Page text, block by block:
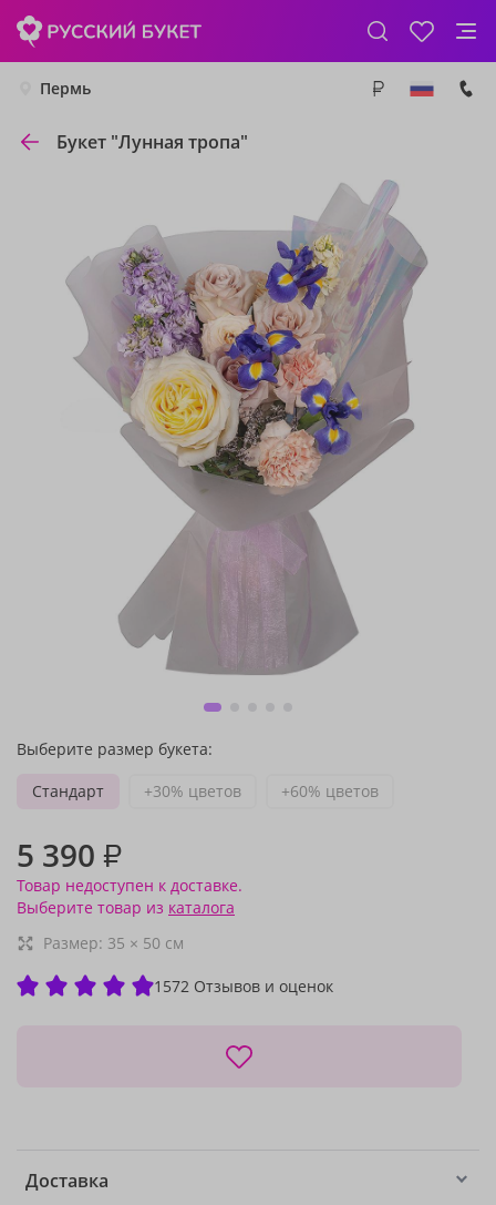
Пермь
Букет "Лунная тропа"
Выберите размер букета:
Стандарт
+30% цветов +60% цветов
5 390 ₽
Товар недоступен к доставке.
Выберите товар из каталога
Размер: 35 × 50 см
1572 Отзывов и оценок
Доставка